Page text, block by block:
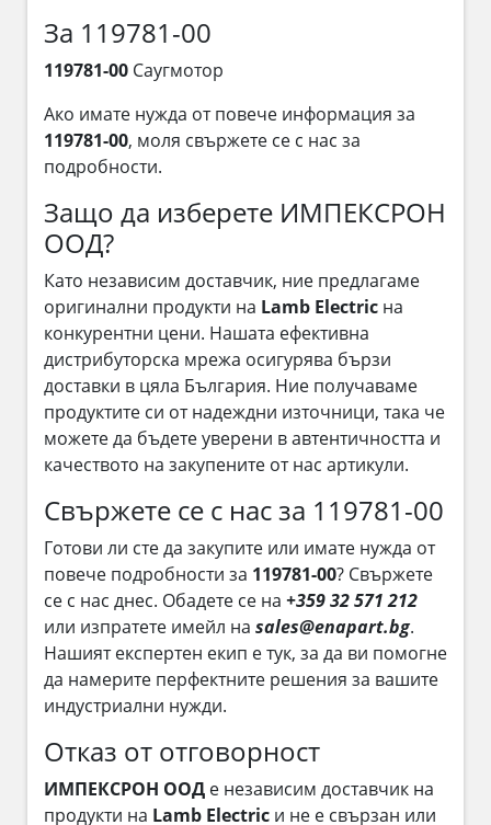
За 119781-00
119781-00 Саугмотор
Ако имате нужда от повече информация за
119781-00, моля свържете се с нас за
подробности.
Защо да изберете ИМПЕКСРОН
ООД?
Като независим доставчик, ние предлагаме
оригинални продукти на Lamb Electric на
конкурентни цени. Нашата ефективна
дистрибуторска мрежа осигурява бързи
доставки в цяла България. Ние получаваме
продуктите си от надеждни източници, така че
можете да бъдете уверени в автентичността и
качеството на закупените от нас артикули.
Свържете се с нас за 119781-00
Готови ли сте да закупите или имате нужда от
повече подробности за 119781-00? Свържете
се с нас днес. Обадете се на +359 32 571 212
или изпратете имейл на sales@enapart.bg.
Нашият експертен екип е тук, за да ви помогне
да намерите перфектните решения за вашите
индустриални нужди.
Отказ от отговорност
ИМПЕКСРОН ООД е независим доставчик на
продукти на Lamb Electric и не е свързан или